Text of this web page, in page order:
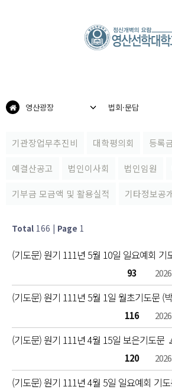
법회·문답
영산광장
기관장업무추진비 대학평의회 등록
예결산공고 법인이사회 법인임원
기부금 모금액 및 활용실적 기타정보공
Total 166 | Page 1
(기도문) 원기 111년 5월 10일 일요예회 기
93
(기도문) 원기 111년 5월 1일 월초기도문 (
116
(기도문) 원기 111년 4월 15일 보은기도문
120
(기도문) 원기 111년 4월 5일 일요예회 기